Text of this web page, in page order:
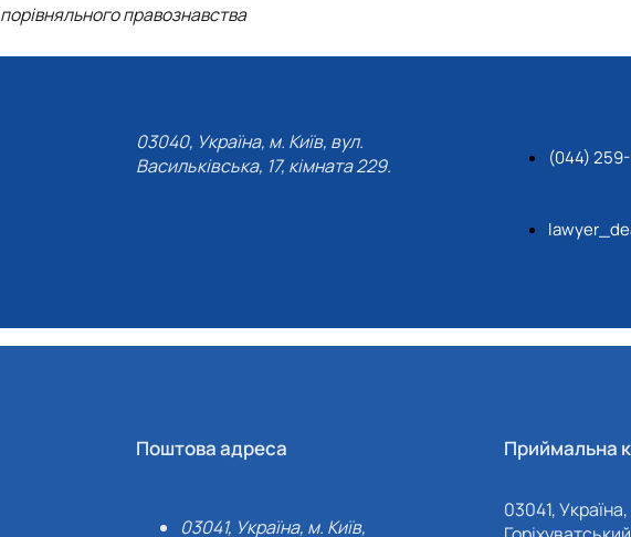
порівняльного правознавства
03040, Україна, м. Київ, вул.
Васильківська, 17, кімната 229.
(044)
Поштова адреса
03041, Україна, м. Київ,
Приймальна
03041,